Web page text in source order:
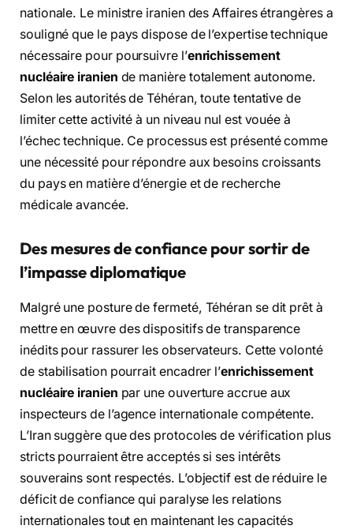
nationale. Le ministre iranien des Affaires étrangères a
souligné que le pays dispose de l’expertise technique
nécessaire pour poursuivre l’enrichissement
nucléaire iranien de manière totalement autonome.
Selon les autorités de Téhéran, toute tentative de
limiter cette activité à un niveau nul est vouée à
l’échec technique. Ce processus est présenté comme
une nécessité pour répondre aux besoins croissants
du pays en matière d’énergie et de recherche
médicale avancée.
Des mesures de confiance pour sortir de
l’impasse diplomatique
Malgré une posture de fermeté, Téhéran se dit prêt à
mettre en œuvre des dispositifs de transparence
inédits pour rassurer les observateurs. Cette volonté
de stabilisation pourrait encadrer l’enrichissement
nucléaire iranien par une ouverture accrue aux
inspecteurs de l’agence internationale compétente.
L’Iran suggère que des protocoles de vérification plus
stricts pourraient être acceptés si ses intérêts
souverains sont respectés. L’objectif est de réduire le
déficit de confiance qui paralyse les relations
internationales tout en maintenant les capacités